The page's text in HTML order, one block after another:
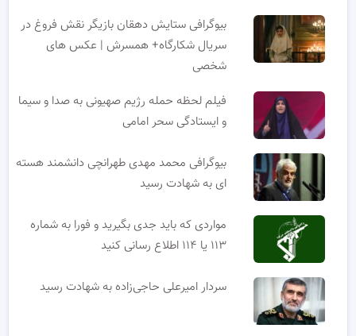
بیوگرافی ستایش دهقان بازیگر نقش فروغ در
سریال شکارگاه+ همسرش | عکس های
شخصی
فیلم لحظه حمله رژیم صهیونی به صدا و سیما
و ایستادگی سحر امامی
بیوگرافی محمد مهدی طهرانچی دانشمند هسته
ای به شهادت رسید
مواردی که باید جدی بگیرید و فورا به شماره
۱۱۳ یا ۱۱۴ اطلاع رسانی کنید
سردار امیرعلی حاجی‌زاده به شهادت رسید